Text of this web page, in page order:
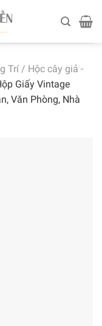
Trí / Hộc cây giả -
Giấy Vintage
Văn Phòng, Nhà